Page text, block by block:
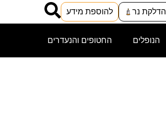
הדלקת נר להוספת מידע
הנופלים החטופים והנעדרים